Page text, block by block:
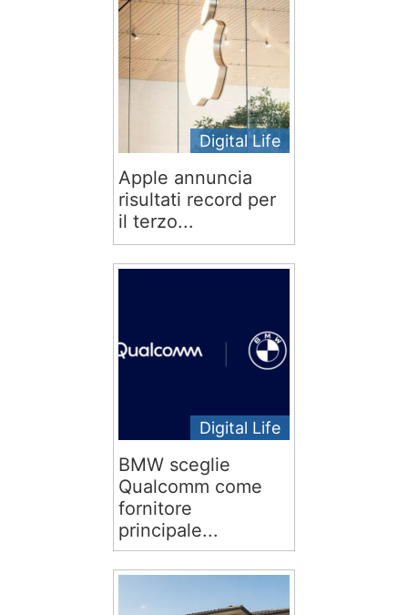
Digital Life
Apple annuncia
risultati record per
il terzo...
Digital Life
BMW sceglie
Qualcomm come
fornitore
principale...